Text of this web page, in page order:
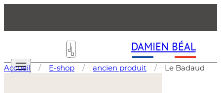
DAMIEN BÉAL
Accueil / E-shop / ancien produit / Le Badaud